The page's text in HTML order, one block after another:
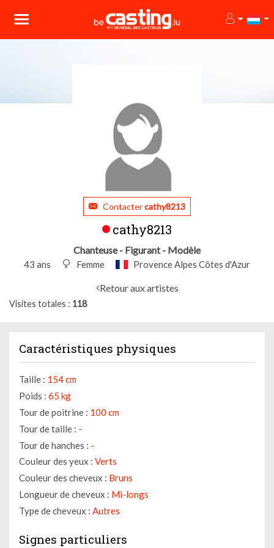
Contactercathy8213
cathy8213
Chanteuse - Figurant - Modèle
43 ans Femme Provence Alpes Côtes d'Azur
Retour aux artistes
Visites totales 118
Caractéristiques physiques
Taille : 154 cm
Poids : 65 kg
Tour de poitrine : 100 cm
Tour de taille : -
Tour de hanches : -
Couleur des yeux : Verts
Couleur des cheveux : Bruns
Longueur de cheveux : Mi-longs
Type de cheveux : Autres
Signes particuliers